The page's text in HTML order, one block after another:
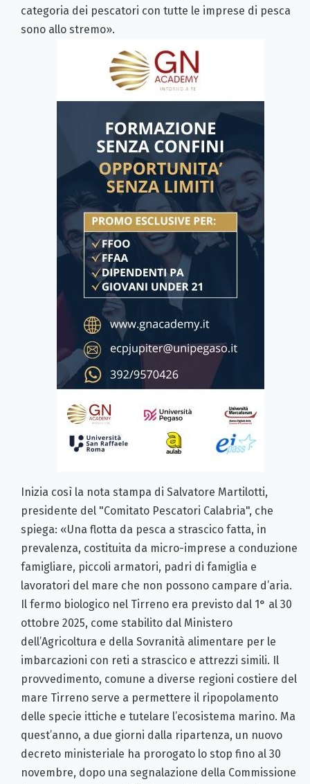
categoria dei pescatori con tutte le imprese di pesca
sono allo stremo».
Inizia così la nota stampa di Salvatore Martilotti,
presidente del "Comitato Pescatori Calabria", che
spiega: «Una flotta da pesca a strascico fatta, in
prevalenza, costituita da micro-imprese a conduzione
famigliare, piccoli armatori, padri di famiglia e
lavoratori del mare che non possono campare d’aria.
Il fermo biologico nel Tirreno era previsto dal 1° al 30
ottobre 2025, come stabilito dal Ministero
dell’Agricoltura e della Sovranità alimentare per le
imbarcazioni con reti a strascico e attrezzi simili. Il
provvedimento, comune a diverse regioni costiere del
mare Tirreno serve a permettere il ripopolamento
delle specie ittiche e tutelare l’ecosistema marino. Ma
quest’anno, a due giorni dalla ripartenza, un nuovo
decreto ministeriale ha prorogato lo stop fino al 30
novembre, dopo una segnalazione della Commissione